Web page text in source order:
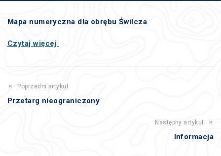
Mapa numeryczna dla obrębu Świlcza
Czytaj więcej
Poprzedni artykuł
Przetarg nieograniczony
Następny artykuł
Informacja